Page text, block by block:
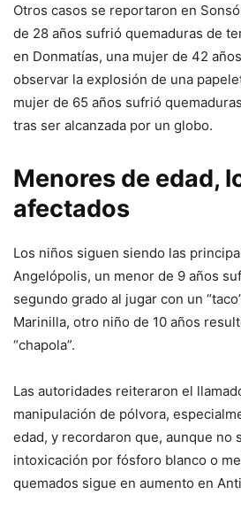
Otros casos se reportaron en
de 28 años sufrió quemaduras de
en Donmatías, una mujer de 42
observar la explosión de una
mujer de 65 años sufrió
tras ser alcanzada por un globo.
Menores de edad,
afectados
Los niños siguen siendo las
Angelópolis, un menor de 9 años
segundo grado al jugar con un
Marinilla, otro niño de 10 años
“chapola”.
Las autoridades reiteraron el
manipulación de pólvora,
edad, y recordaron que, aunque no
intoxicación por fósforo blanco o
quemados sigue en aumento en